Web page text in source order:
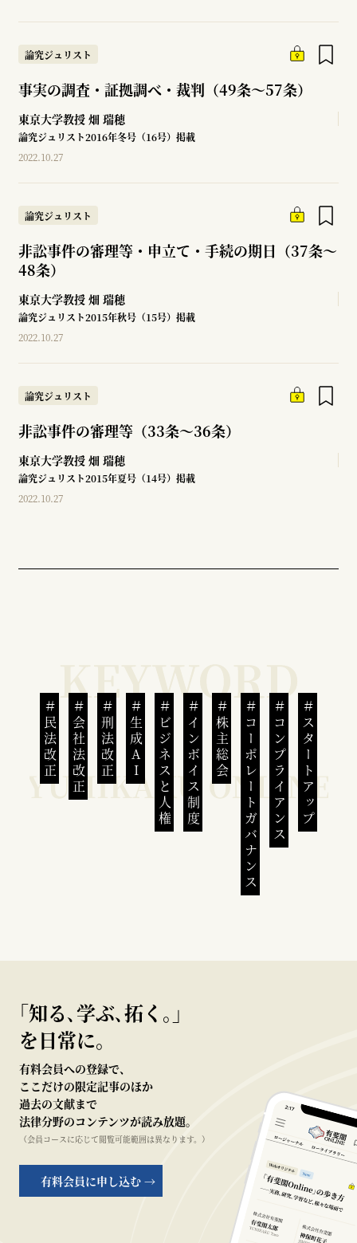
論究ジュリスト
事実の調査・証拠調べ・裁判（49条～57条）
東京大学教授 畑 瑞穂
論究ジュリスト2016年冬号（16号）掲載
2022.10.27
論究ジュリスト
非訟事件の審理等・申立て・手続の期日（37条～
48条）
東京大学教授 畑 瑞穂
論究ジュリスト2015年秋号（15号）掲載
2022.10.27
論究ジュリスト
非訟事件の審理等（33条～36条）
東京大学教授 畑 瑞穂
論究ジュリスト2015年夏号（14号）掲載
2022.10.27
民法改正 会社法改正 刑法改正 生成AI ビジネスと人権インボイス制度 株主総会 コーポレートガバナンスコンプライアンススタートアップ
｢知る､学ぶ､拓く｡｣
を日常に。
有料会員への登録で、
ここだけの限定記事のほか
過去の文献まで
法律分野のコンテンツが読み放題。
（会員コースに応じて閲覧可能範囲は異なります。）
有料会員に申し込む →